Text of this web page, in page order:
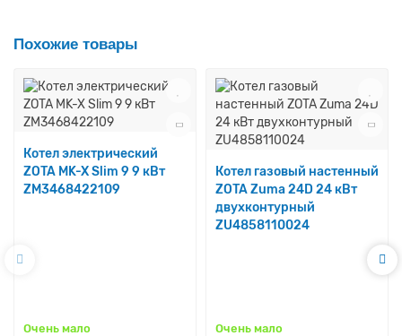
Похожие товары
Котел электрический
ZOTA MK-X Slim 9 9 кВт
ZM3468422109
Очень мало
Котел газовый настенный
ZOTA Zuma 24D 24 кВт
двухконтурный
ZU4858110024
Очень мало